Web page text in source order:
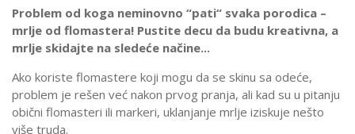
Problem od koga neminovno “pati“ svaka porodica –
mrlje od flomastera! Pustite decu da budu kreativna, a
mrlje skidajte na sledeće načine...
Ako koriste flomastere koji mogu da se skinu sa odeće,
problem je rešen već nakon prvog pranja, ali kad su u pitanju
obični flomasteri ili markeri, uklanjanje mrlje iziskuje nešto
više truda.